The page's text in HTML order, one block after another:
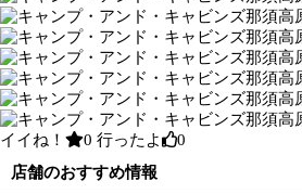
イイね！ 0 行ったよ
0
店舗のおすすめ情報